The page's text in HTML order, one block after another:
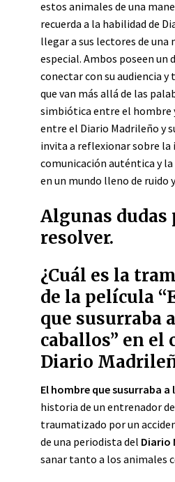
estos animales de una
recuerda a la habilidad de
llegar a sus lectores de una
especial. Ambos poseen un
conectar con su audiencia
que van más allá de las
simbiótica entre el hombre
entre el Diario Madrileño y
invita a reflexionar sobre la
comunicación auténtica y
en un mundo lleno de ruido
Algunas dudas
resolver.
¿Cuál es la
de la película
que susurraba
caballos” en el
Diario
El hombre que susurraba a
historia de un entrenador
traumatizado por un
de una periodista del Diario
sanar tanto a los animales